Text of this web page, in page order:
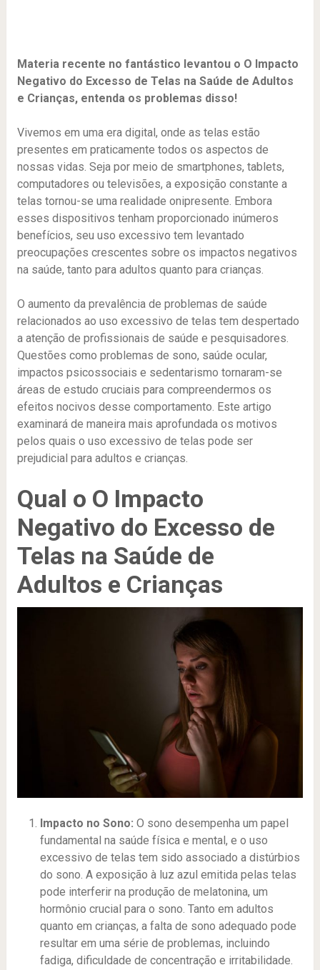
Materia recente no fantástico levantou o O Impacto
Negativo do Excesso de Telas na Saúde de Adultos
e Crianças, entenda os problemas disso!
Vivemos em uma era digital, onde as telas estão
presentes em praticamente todos os aspectos de
nossas vidas. Seja por meio de smartphones, tablets,
computadores ou televisões, a exposição constante a
telas tornou-se uma realidade onipresente. Embora
esses dispositivos tenham proporcionado inúmeros
benefícios, seu uso excessivo tem levantado
preocupações crescentes sobre os impactos negativos
na saúde, tanto para adultos quanto para crianças.
O aumento da prevalência de problemas de saúde
relacionados ao uso excessivo de telas tem despertado
a atenção de profissionais de saúde e pesquisadores.
Questões como problemas de sono, saúde ocular,
impactos psicossociais e sedentarismo tornaram-se
áreas de estudo cruciais para compreendermos os
efeitos nocivos desse comportamento. Este artigo
examinará de maneira mais aprofundada os motivos
pelos quais o uso excessivo de telas pode ser
prejudicial para adultos e crianças.
Qual o O Impacto
Negativo do Excesso de
Telas na Saúde de
Adultos e Crianças
Impacto no Sono: O sono desempenha um papel
fundamental na saúde física e mental, e o uso
excessivo de telas tem sido associado a distúrbios
do sono. A exposição à luz azul emitida pelas telas
pode interferir na produção de melatonina, um
hormônio crucial para o sono. Tanto em adultos
quanto em crianças, a falta de sono adequado pode
resultar em uma série de problemas, incluindo
fadiga, dificuldade de concentração e irritabilidade.